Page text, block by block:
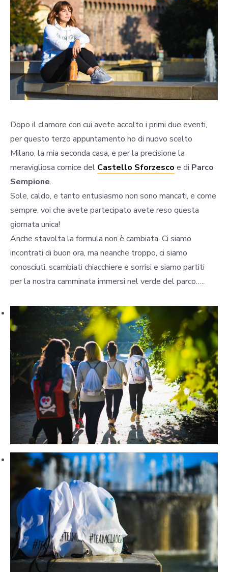
Dopo il clamore con cui avete accolto i primi due eventi,
per questo terzo appuntamento ho di nuovo scelto
Milano, la mia seconda casa, e per la precisione la
meravigliosa cornice del Castello Sforzesco e di Parco
Sempione.
Sole, caldo, e tanto entusiasmo non sono mancati, e come
sempre, voi che avete partecipato avete reso questa
giornata unica!
Anche stavolta la formula non è cambiata. Ci siamo
incontrati di buon ora, ma neanche troppo, ci siamo
conosciuti, scambiati chiacchiere e sorrisi e siamo partiti
per la nostra camminata immersi nel verde del parco…..